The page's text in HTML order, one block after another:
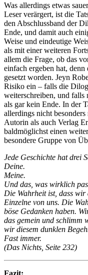
Was allerdings etwas
Leser verärgert, ist die
den Abschlussband der
Ende, und damit auch
Weise und eindeutige
als mit einer weiteren
allem die Frage, ob das
einfach ergeben hat,
gesetzt worden. Jeyn
Risiko ein – falls die
weiterschreiben, und falls
als gar kein Ende. In der
allerdings nicht
Autorin als auch Verlag
baldmöglichst einen
besondere Gruppe von
Jede Geschichte hat drei
Deine.
Meine.
Und das, was wirklich
Die Wahrheit ist, dass wir
Einzelne von uns. Die
böse Gedanken haben.
das gemein und schlimm
wir diesem dunklen
Fast immer.
(Das Nichts, Seite 232)
Fazit: